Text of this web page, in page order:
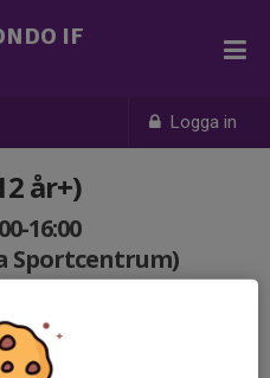
Logga in
IF
år+)
16:00
Sportcentrum)